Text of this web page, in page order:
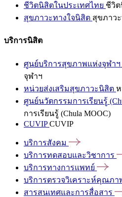
ชีวิตนิสิตในประเทศไทย ชีวิต
สุขภาวะทางใจนิสิต สุขภาว
บริการนิสิต
ศูนย์บริการสุขภาพแห่งจุฬาฯ
จุฬาฯ
หน่วยส่งเสริมสุขภาวะนิสิต
ศูนย์นวัตกรรมการเรียนรู้
การเรียนรู้ (Chula MOOC)
CUVIPCUVIP
บริการสังคม
บริการทดสอบและวิชาการ
บริการทางการแพทย์
บริการตรวจวิเคราะห์คุณภา
สารสนเทศและการสื่อสาร